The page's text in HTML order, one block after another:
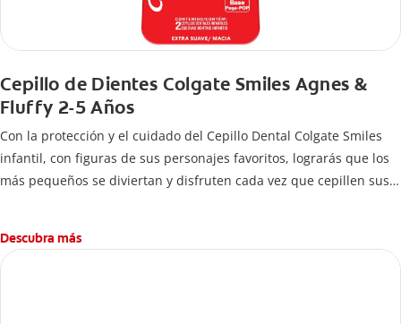
Cepillo de Dientes Colgate Smiles Agnes &
Fluffy 2-5 Años
Con la protección y el cuidado del Cepillo Dental Colgate Smiles
infantil, con figuras de sus personajes favoritos, lograrás que los
más pequeños se diviertan y disfruten cada vez que cepillen sus
Descubra más